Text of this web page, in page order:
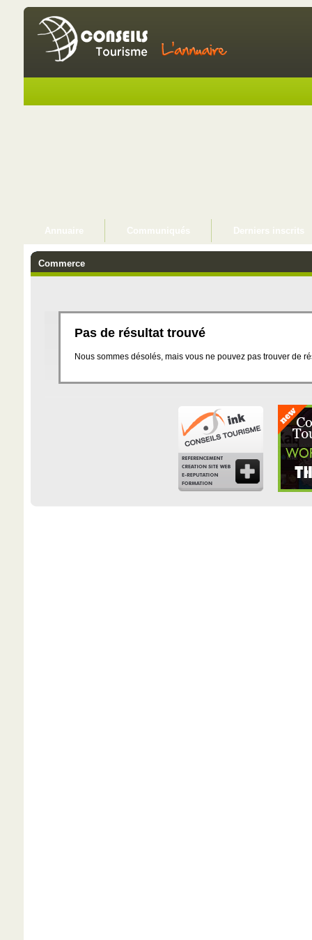
Annuaire Communiqués Derniers inscrits
Commerce
Pas de résultat trouvé
Nous sommes désolés, mais vous ne pouvez pas trouver de